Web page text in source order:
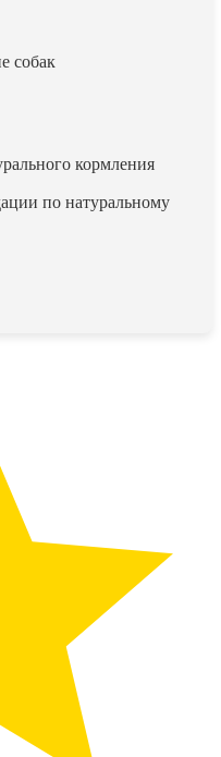
собак
кормления
по натуральному